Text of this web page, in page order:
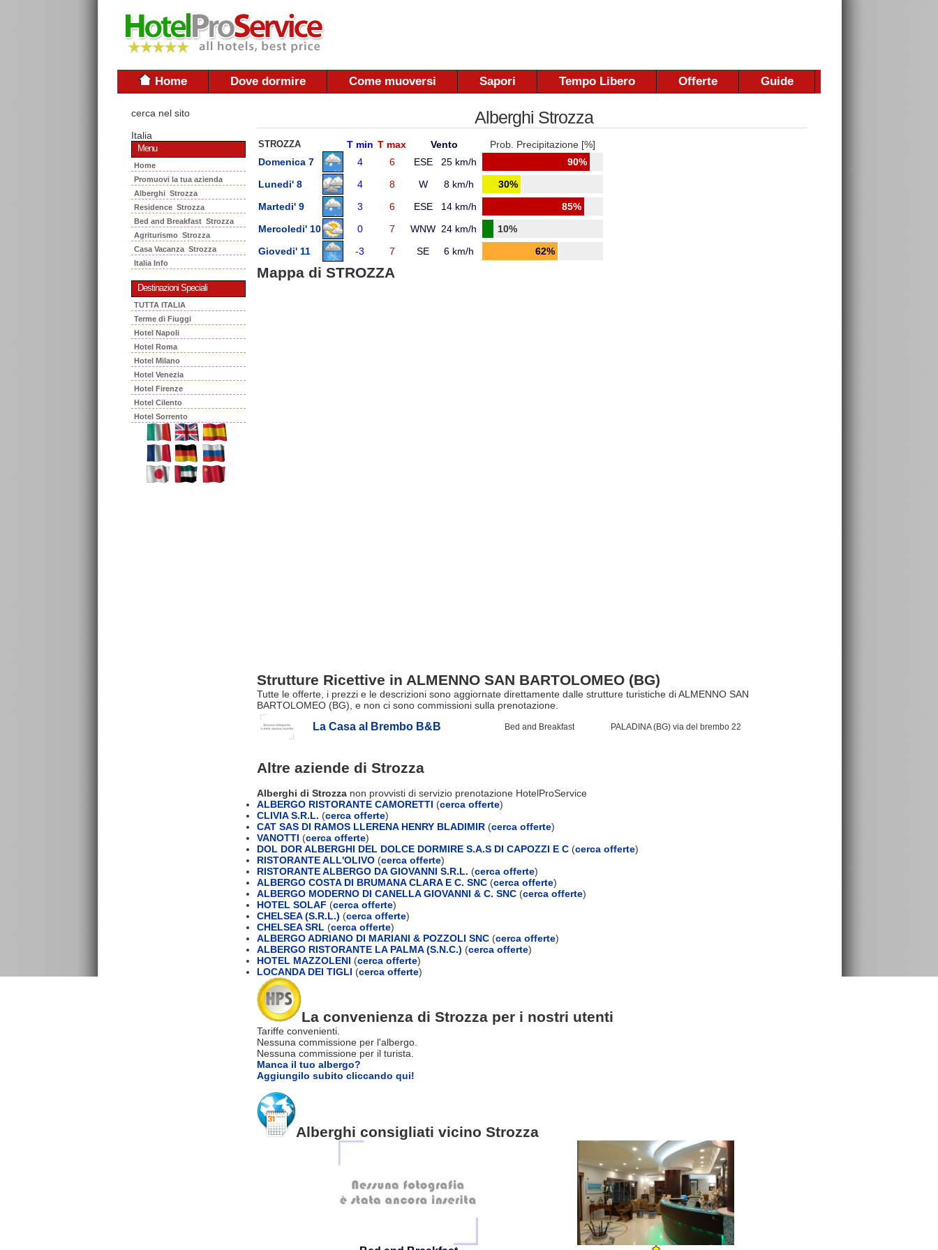
Home Dove dormire Come muoversi Sapori Tempo Libero Offerte Guide
cerca nel sito
Italia
Menu
Home
Promuovi la tua azienda
Alberghi Strozza
Residence Strozza
Bed and Breakfast Strozza
Agriturismo Strozza
Casa Vacanza Strozza
Italia Info
Destinazioni Speciali
TUTTA ITALIA
Terme di Fiuggi
Hotel Napoli
Hotel Roma
Hotel Milano
Hotel Venezia
Hotel Firenze
Hotel Cilento
Hotel Sorrento
Alberghi Strozza
STROZZA T min T max Vento
Prob. Precipitazione [%]
Domenica 7
4 6 ESE 25 km/h
90%
Lunedi' 8
4 8 W 8 km/h
30%
Martedi' 9
3 6 ESE 14 km/h
85%
Mercoledi' 10
0 7 WNW 24 km/h
10%
Giovedi' 11
-3 7 SE 6 km/h 62%
Mappa di STROZZA
Strutture Ricettive in ALMENNO SAN BARTOLOMEO (BG)
Tutte le offerte, i prezzi e le descrizioni sono aggiornate direttamente dalle strutture turistiche di ALMENNO SAN
BARTOLOMEO (BG), e non ci sono commissioni sulla prenotazione.
La Casa al Brembo B&B Bed and Breakfast PALADINA (BG) via del brembo 22
Altre aziende di Strozza
Alberghi di Strozza non provvisti di servizio prenotazione HotelProService
ALBERGO RISTORANTE CAMORETTI (cerca offerte)
CLIVIA S.R.L. (cerca offerte)
CAT SAS DI RAMOS LLERENA HENRY BLADIMIR (cerca offerte)
VANOTTI (cerca offerte)
DOL DOR ALBERGHI DEL DOLCE DORMIRE S.A.S DI CAPOZZI E C (cerca offerte)
RISTORANTE ALL'OLIVO (cerca offerte)
RISTORANTE ALBERGO DA GIOVANNI S.R.L. (cerca offerte)
ALBERGO COSTA DI BRUMANA CLARA E C. SNC (cerca offerte)
ALBERGO MODERNO DI CANELLA GIOVANNI & C. SNC (cerca offerte)
HOTEL SOLAF (cerca offerte)
CHELSEA (S.R.L.) (cerca offerte)
CHELSEA SRL (cerca offerte)
ALBERGO ADRIANO DI MARIANI & POZZOLI SNC (cerca offerte)
ALBERGO RISTORANTE LA PALMA (S.N.C.) (cerca offerte)
HOTEL MAZZOLENI (cerca offerte)
LOCANDA DEI TIGLI (cerca offerte)
La convenienza di Strozza per i nostri utenti
Tariffe convenienti.
Nessuna commissione per l'albergo.
Nessuna commissione per il turista.
Manca il tuo albergo?
Aggiungilo subito cliccando qui!
Alberghi consigliati vicino Strozza